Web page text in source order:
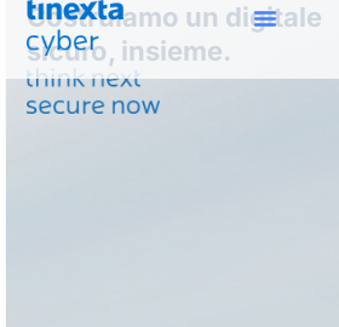
Costruiamo un digitale
sicuro, insieme.